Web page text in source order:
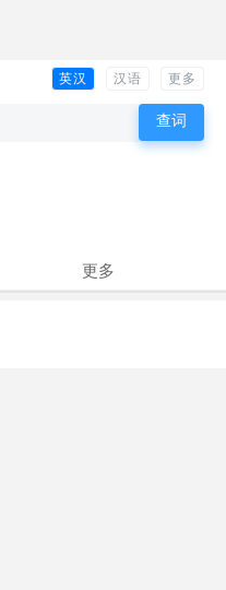
英汉 汉语 更多
更多